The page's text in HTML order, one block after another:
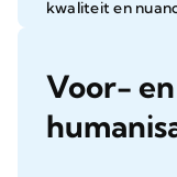
kwaliteit en
Voor-